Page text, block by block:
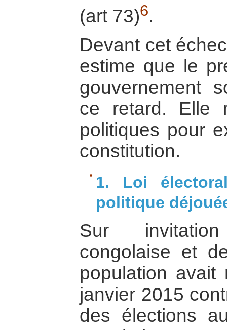
(art 73)6.
Devant cet
estime que le
gouvernement
ce retard. Elle
politiques pour
constitution.
1. Loi
politique
Sur
congolaise et
population
janvier 2015
des élections